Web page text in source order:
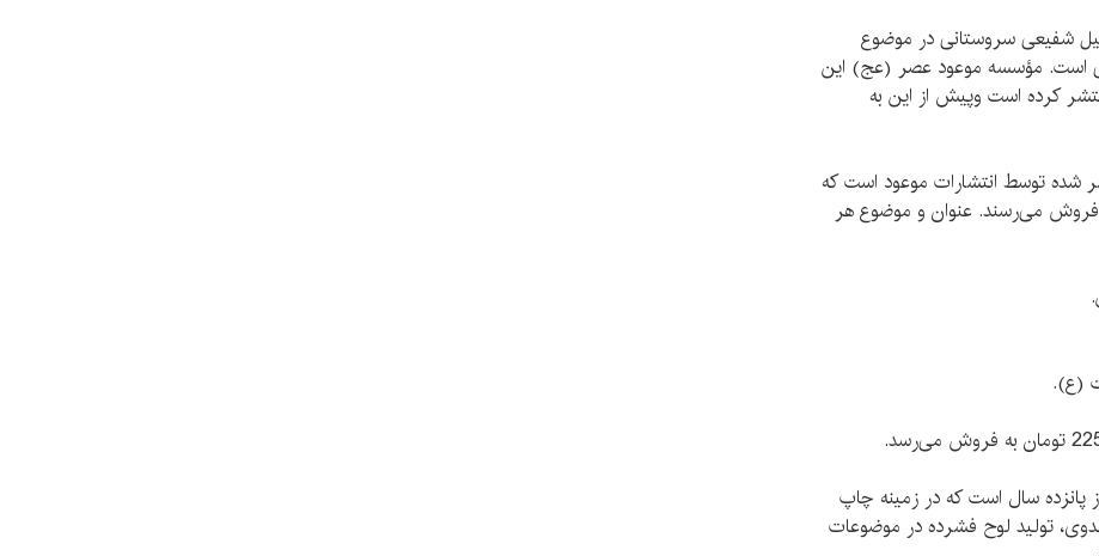
شفیعی سروستانی در موضوع
است. مؤسسه‌ موعود عصر (عج) این
صفحه و با قیمت 5500 تومان منتشر کرده است وپیش از این به
شده توسط انتشارات موعود است که
فروش می‌رسند. عنوان و موضوع هر
سال است که در زمینه‌ چاپ
تولید لوح فشرده در موضوعات